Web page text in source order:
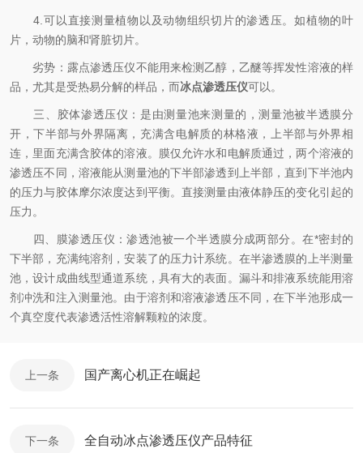
4.可以直接测量植物以及动物组织切片的渗透压。如植物的叶
片，动物的脑和肾脏切片。
劣势：露点渗透压仪不能用来检测乙醇，乙醚等挥发性溶液的样
品，尤其是受热易分解的样品，而冰点渗透压仪可以。
三、胶体渗透压仪：是由测量池来测量的，测量池被半透膜分
开，下半部与外界隔离，充满含电解质的林格液，上半部与外界相
连，里面充满含胶体的溶液。膜仅允许水和电解质通过，两个溶液的
渗透压不同，溶液能从测量池的下半部渗透到上半部，直到下半池内
的压力与胶体摩尔浓度达到平衡。直接测量由液体静压的变化引起的
压力。
四、膜渗透压仪：渗透池被一个半透膜分成两部分。在*密封的
下半部，充满纯溶剂，安装了的压力计系统。在半渗透膜的上半测量
池，设计成曲线型通道系统，具有大的表面。漏斗和排液系统能用溶
剂冲洗和注入测量池。由于溶剂和溶液渗透压不同，在下半池形成一
个真空度代表渗透活性溶解颗粒的浓度。
上一条 国产离心机正在崛起
下一条 全自动冰点渗透压仪产品特征